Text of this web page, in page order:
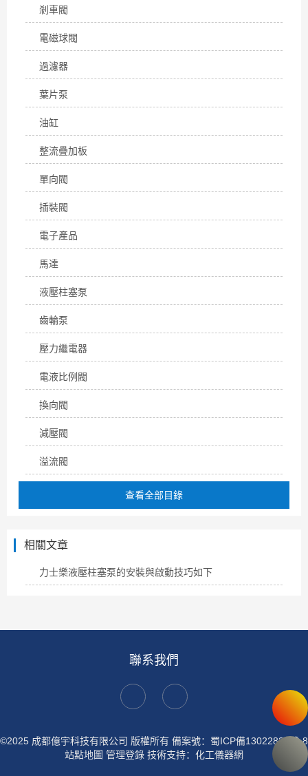
剎車閥
電磁球閥
過濾器
葉片泵
油缸
整流疊加板
單向閥
插裝閥
電子產品
馬達
液壓柱塞泵
齒輪泵
壓力繼電器
電液比例閥
換向閥
減壓閥
溢流閥
查看全部目錄
相關文章
力士樂液壓柱塞泵的安裝與啟動技巧如下
聯系我們
©2025 成都億宇科技有限公司 版權所有 備案號：蜀ICP備13022837號-8
站點地圖 管理登錄 技術支持： 化工儀器網